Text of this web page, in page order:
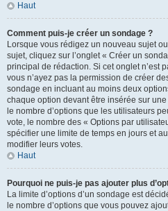
Haut
Comment puis-je créer un sondage ?
Lorsque vous rédigez un nouveau sujet
sujet, cliquez sur l’onglet « Créer un
principal de rédaction. Si cet onglet n’est
vous n’ayez pas la permission de créer
sondage en incluant au moins deux
chaque option devant être insérée sur
le nombre d’options que les utilisateurs
vote, le nombre des « Options par
spécifier une limite de temps en jours et
modifier leurs votes.
Haut
Pourquoi ne puis-je pas ajouter plus
La limite d’options d’un sondage est
le nombre d’options que vous pouvez